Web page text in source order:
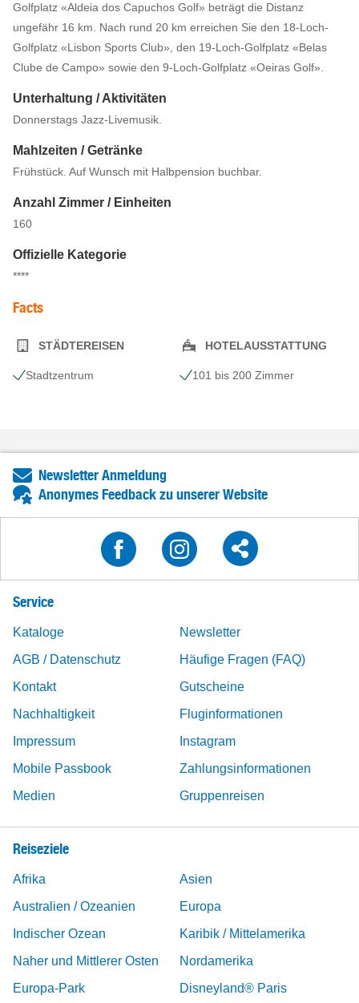
Golfplatz «Aldeia dos Capuchos Golf» beträgt die Distanz
ungefähr 16 km. Nach rund 20 km erreichen Sie den 18-Loch-
Golfplatz «Lisbon Sports Club», den 19-Loch-Golfplatz «Belas
Clube de Campo» sowie den 9-Loch-Golfplatz «Oeiras Golf».
Unterhaltung / Aktivitäten
Donnerstags Jazz-Livemusik.
Mahlzeiten / Getränke
Frühstück. Auf Wunsch mit Halbpension buchbar.
Anzahl Zimmer / Einheiten
160
Offizielle Kategorie
****
Facts
STÄDTEREISEN
Stadtzentrum
HOTELAUSSTATTUNG
101 bis 200 Zimmer
Newsletter Anmeldung
Anonymes Feedback zu unserer Website
Service
Kataloge
Newsletter
AGB / Datenschutz
Häufige Fragen (FAQ)
Kontakt
Gutscheine
Nachhaltigkeit
Fluginformationen
Impressum
Instagram
Mobile Passbook
Zahlungsinformationen
Medien
Gruppenreisen
Reiseziele
Afrika
Asien
Australien / Ozeanien
Europa
Indischer Ozean
Karibik / Mittelamerika
Naher und Mittlerer Osten
Nordamerika
Europa-Park
Disneyland® Paris